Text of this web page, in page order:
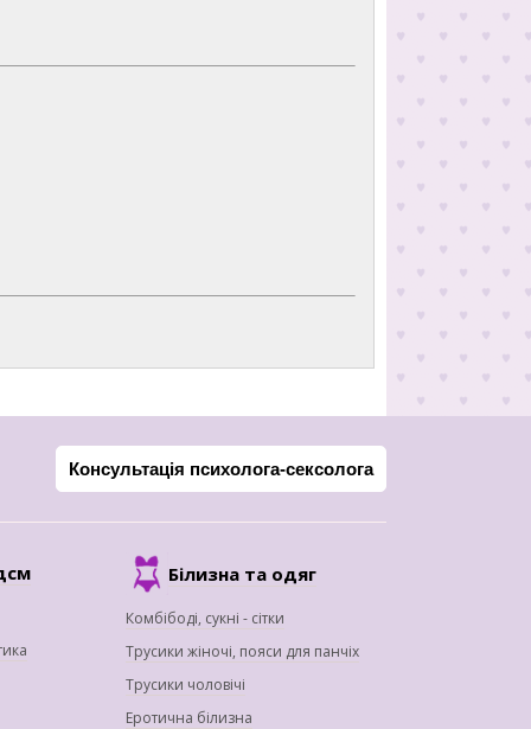
Консультація психолога-сексолога
Білизна та одяг
Комбібоді, сукні - сітки
Трусики жіночі, пояси для панчіх
Трусики чоловічі
Еротична білизна